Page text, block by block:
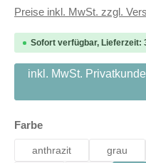
Preise inkl. MwSt. zzgl.
Sofort verfügbar, Lieferzeit:
inkl. MwSt. Privatkunde
Farbeauswählen
anthrazit grau